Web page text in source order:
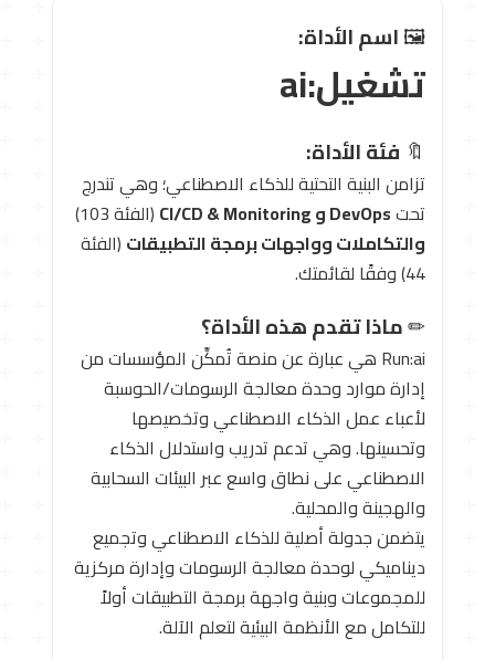
🖼 ️اسم الأداة:
تشغيل:ai
🔖 فئة الأداة:
تزامن البنية التحتية للذكاء الاصطناعي؛ وهي تندرج
تحتDevOps و CI/CD & Monitoring
(الفئة 103)
والتكاملات وواجهات برمجة التطبيقات (الفئة
44) وفقًا لقائمتك.
✏ ️ماذا تقدم هذه الأداة؟
Run:ai هي عبارة عن منصة تُمكِّن المؤسسات من
إدارة موارد وحدة معالجة الرسومات/الحوسبة
لأعباء عمل الذكاء الاصطناعي وتخصيصها
وتحسينها. وهي تدعم تدريب واستدلال الذكاء
الاصطناعي على نطاق واسع عبر البيئات السحابية
والهجينة والمحلية.
يتضمن جدولة أصلية للذكاء الاصطناعي وتجميع
ديناميكي لوحدة معالجة الرسومات وإدارة مركزية
للمجموعات وبنية واجهة برمجة التطبيقات أولاً
للتكامل مع الأنظمة البيئية لتعلم الآلة.